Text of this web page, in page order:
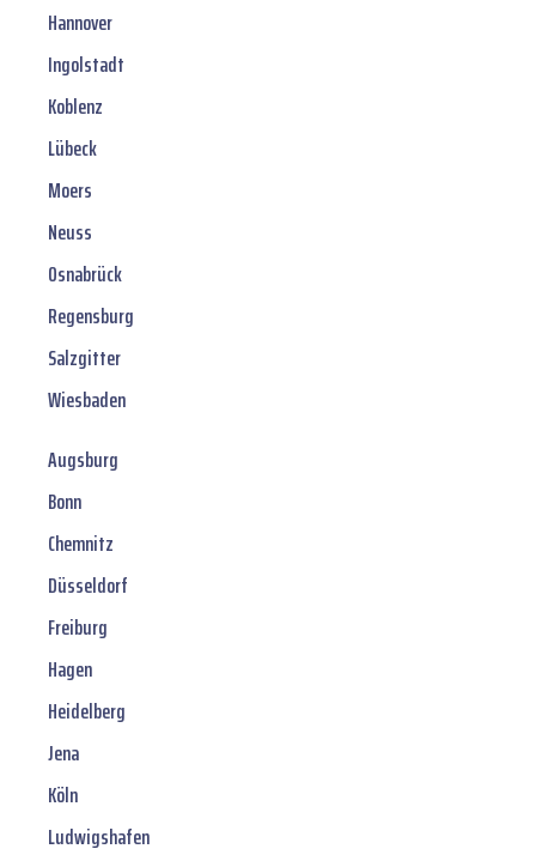
Hannover
Ingolstadt
Koblenz
Lübeck
Moers
Neuss
Osnabrück
Regensburg
Salzgitter
Wiesbaden
Augsburg
Bonn
Chemnitz
Düsseldorf
Freiburg
Hagen
Heidelberg
Jena
Köln
Ludwigshafen